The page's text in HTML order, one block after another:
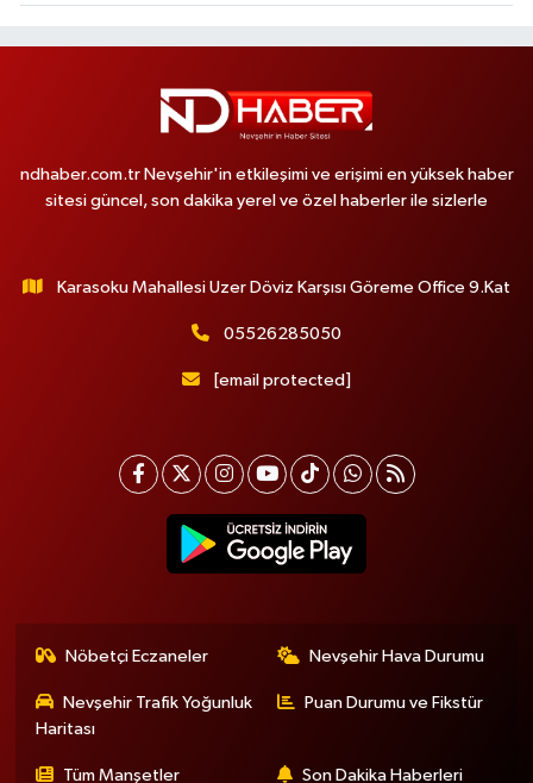
ndhaber.com.tr Nevşehir'in etkileşimi ve erişimi en yüksek haber
sitesi güncel, son dakika yerel ve özel haberler ile sizlerle
Karasoku Mahallesi Uzer Döviz Karşısı Göreme Office 9.Kat
05526285050
[email protected]
Nöbetçi Eczaneler Nevşehir Hava Durumu
Nevşehir Trafik Yoğunluk
Haritası
Puan Durumu ve Fikstür
Tüm Manşetler Son Dakika Haberleri